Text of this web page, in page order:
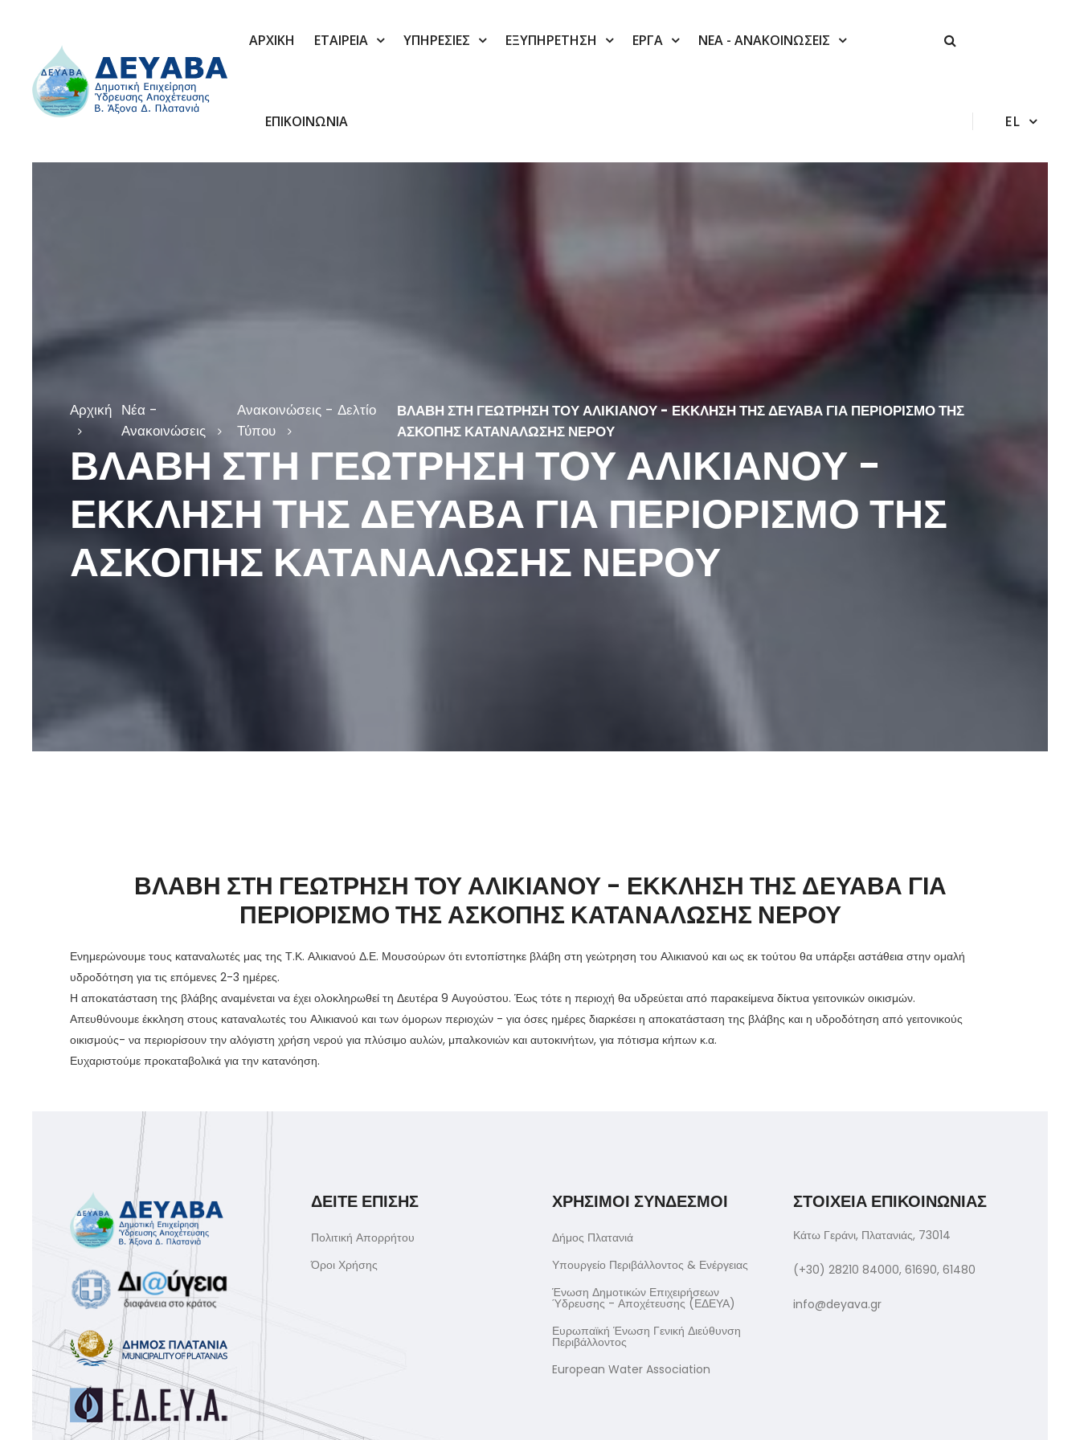
ΑΡΧΙΚΗ ΕΤΑΙΡΕΙΑ ΥΠΗΡΕΣΙΕΣ ΕΞΥΠΗΡΕΤΗΣΗ ΕΡΓΑ ΝΕΑ - ΑΝΑΚΟΙΝΩΣΕΙΣ
ΕΠΙΚΟΙΝΩΝΙΑ EL
Αρχική Νέα -
Ανακοινώσεις
Ανακοινώσεις - Δελτίο
Τύπου
ΒΛΑΒΗ ΣΤΗ ΓΕΩΤΡΗΣΗ ΤΟΥ ΑΛΙΚΙΑΝΟΥ - ΕΚΚΛΗΣΗ ΤΗΣ ΔΕΥΑΒΑ ΓΙΑ ΠΕΡΙΟΡΙΣΜΟ ΤΗΣ
ΑΣΚΟΠΗΣ ΚΑΤΑΝΑΛΩΣΗΣ ΝΕΡΟΥ
ΒΛΑΒΗ ΣΤΗ ΓΕΩΤΡΗΣΗ ΤΟΥ ΑΛΙΚΙΑΝΟΥ -
ΕΚΚΛΗΣΗ ΤΗΣ ΔΕΥΑΒΑ ΓΙΑ ΠΕΡΙΟΡΙΣΜΟ ΤΗΣ
ΑΣΚΟΠΗΣ ΚΑΤΑΝΑΛΩΣΗΣ ΝΕΡΟΥ
ΒΛΑΒΗ ΣΤΗ ΓΕΩΤΡΗΣΗ ΤΟΥ ΑΛΙΚΙΑΝΟΥ - ΕΚΚΛΗΣΗ ΤΗΣ ΔΕΥΑΒΑ ΓΙΑ
ΠΕΡΙΟΡΙΣΜΟ ΤΗΣ ΑΣΚΟΠΗΣ ΚΑΤΑΝΑΛΩΣΗΣ ΝΕΡΟΥ
Ενημερώνουμε τους καταναλωτές μας της Τ.Κ. Αλικιανού Δ.Ε. Μουσούρων ότι εντοπίστηκε βλάβη στη γεώτρηση του Αλικιανού και ως εκ τούτου θα υπάρξει αστάθεια στην ομαλή
υδροδότηση για τις επόμενες 2-3 ημέρες.
Η αποκατάσταση της βλάβης αναμένεται να έχει ολοκληρωθεί τη Δευτέρα 9 Αυγούστου. Έως τότε η περιοχή θα υδρεύεται από παρακείμενα δίκτυα γειτονικών οικισμών.
Απευθύνουμε έκκληση στους καταναλωτές του Αλικιανού και των όμορων περιοχών - για όσες ημέρες διαρκέσει η αποκατάσταση της βλάβης και η υδροδότηση από γειτονικούς
οικισμούς- να περιορίσουν την αλόγιστη χρήση νερού για πλύσιμο αυλών, μπαλκονιών και αυτοκινήτων, για πότισμα κήπων κ.α.
Ευχαριστούμε προκαταβολικά για την κατανόηση.
ΔΕΙΤΕ ΕΠΙΣΗΣ
Πολιτική Απορρήτου
Όροι Χρήσης
ΧΡΗΣΙΜΟΙ ΣΥΝΔΕΣΜΟΙ
Δήμος Πλατανιά
Υπουργείο Περιβάλλοντος & Ενέργειας
Ένωση Δημοτικών Επιχειρήσεων
Ύδρευσης - Αποχέτευσης (ΕΔΕΥΑ)
Ευρωπαϊκή Ένωση Γενική Διεύθυνση
Περιβάλλοντος
European Water Association
ΣΤΟΙΧΕΙΑ ΕΠΙΚΟΙΝΩΝΙΑΣ
Κάτω Γεράνι, Πλατανιάς, 73014
(+30) 28210 84000, 61690, 61480
info@deyava.gr